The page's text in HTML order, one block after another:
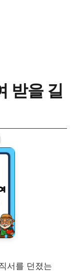
받을 길
서를 던졌는